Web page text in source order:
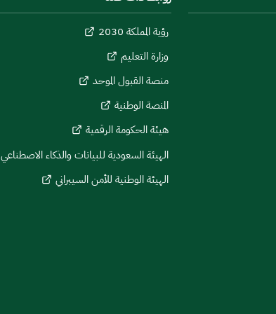
رؤية المملكة 2030
وزارة التعليم
منصة القبول الموحد
المنصة الوطنية
هيئة الحكومة الرقمية
الهيئة السعودية للبيانات والذكاء الاصطناعي
الهيئة الوطنية للأمن السيبراني